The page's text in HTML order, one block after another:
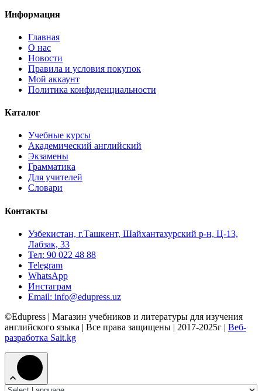
Информация
Главная
О нас
Новости
Правила и условия покупок
Мой аккаунт
Политика конфиденциальности
Каталог
Учебные курсы
Академический английский
Экзамены
Грамматика
Для учителей
Словари
Контакты
Узбекистан, г.Ташкент, Шайхантахурский р-н, Ц-13,
Лабзак, 33
Тел: 90 022 48 88
Telegram
WhatsApp
Инстаграм
Email: info@edupress.uz
©Edupress | Магазин учебников и литературы для изучения
английского языка | Все права защищены | 2017-2025г | Веб-
разработка Sait.kg